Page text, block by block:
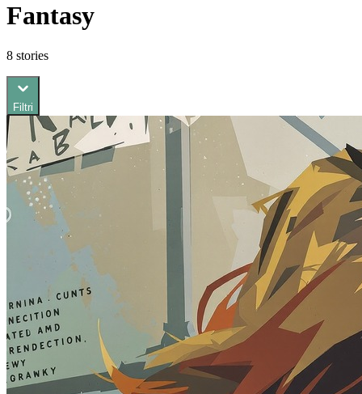
Fantasy
8 stories
Filtri